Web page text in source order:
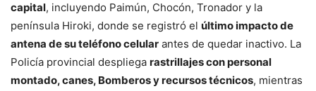
capital, incluyendo Paimún, Chocón, Tronador y la
península Hiroki, donde se registró el último impacto de
antena de su teléfono celular antes de quedar inactivo. La
Policía provincial despliega rastrillajes con personal
montado, canes, Bomberos y recursos técnicos, mientras